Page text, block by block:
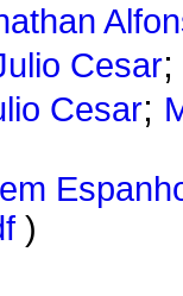
Cesar;
Cesar;
)